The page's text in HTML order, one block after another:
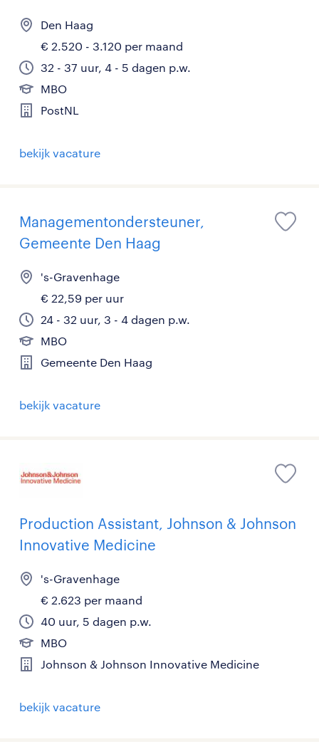
Den Haag
€ 2.520 - 3.120 per maand
32 - 37 uur, 4 - 5 dagen p.w.
MBO
PostNL
bekijk vacature
Managementondersteuner,
Gemeente Den Haag
's-Gravenhage
€ 22,59 per uur
24 - 32 uur, 3 - 4 dagen p.w.
MBO
Gemeente Den Haag
bekijk vacature
Production Assistant, Johnson & Johnson
Innovative Medicine
's-Gravenhage
€ 2.623 per maand
40 uur, 5 dagen p.w.
MBO
Johnson & Johnson Innovative Medicine
bekijk vacature